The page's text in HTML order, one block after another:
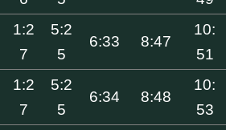
1:2
7
5:2
5
6:33 8:47
10:
51
1:2
7
5:2
5
6:34 8:48
10:
53